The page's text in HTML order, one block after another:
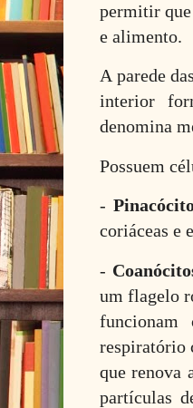
permitir que
e alimento.
A parede
interior
denomina
Possuem
-
coriáceas e
-
um flagelo
funcionam
respiratório
que renova
partículas